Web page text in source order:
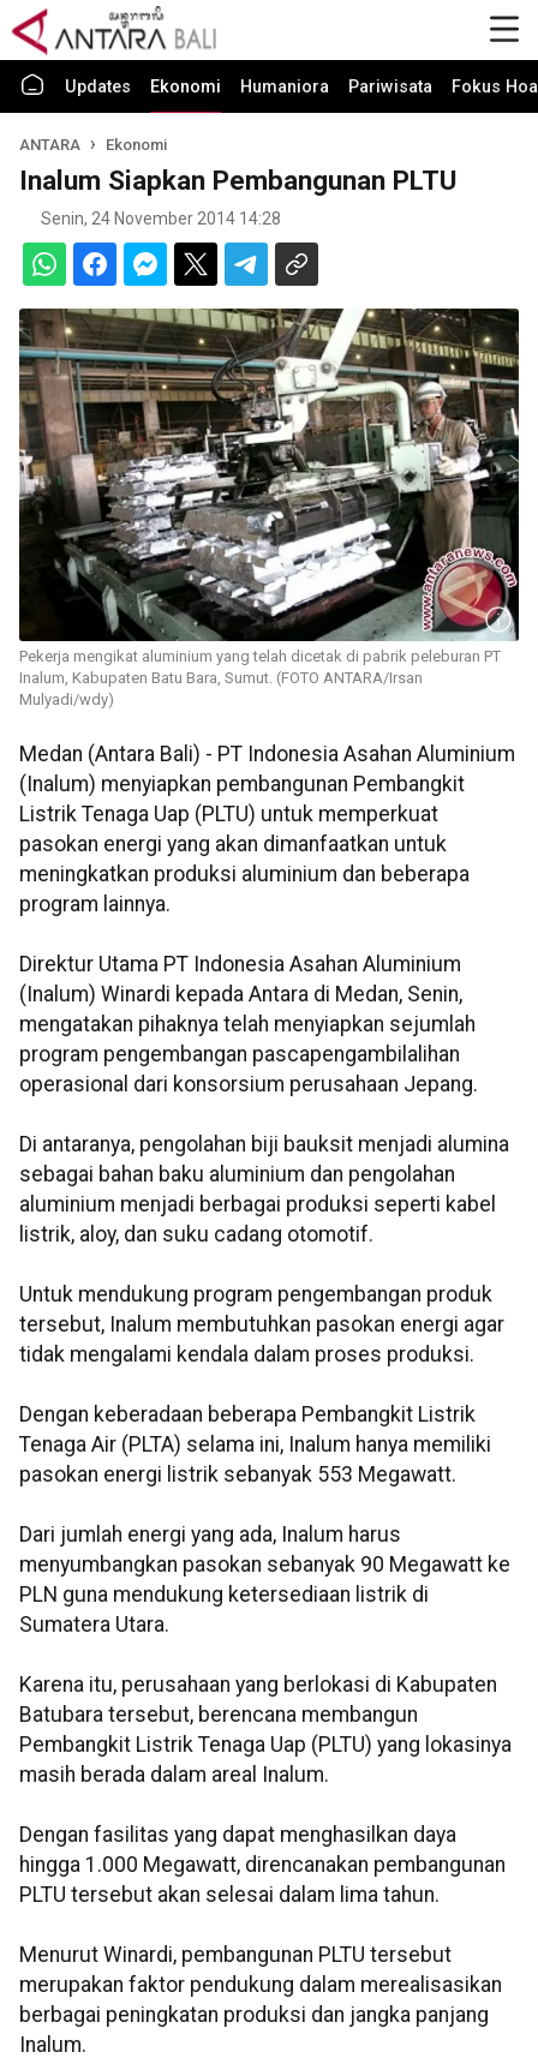
Updates Ekonomi Humaniora Pariwisata Fokus
ANTARA Ekonomi
Inalum Siapkan Pembangunan PLTU
Senin, 24 November 2014 14:28
Pekerja mengikat aluminium yang telah dicetak di pabrik peleburan PT
Inalum, Kabupaten Batu Bara, Sumut. (FOTO ANTARA/Irsan
Mulyadi/wdy)
Medan (Antara Bali) - PT Indonesia Asahan Aluminium
(Inalum) menyiapkan pembangunan Pembangkit
Listrik Tenaga Uap (PLTU) untuk memperkuat
pasokan energi yang akan dimanfaatkan untuk
meningkatkan produksi aluminium dan beberapa
program lainnya.
Direktur Utama PT Indonesia Asahan Aluminium
(Inalum) Winardi kepada Antara di Medan, Senin,
mengatakan pihaknya telah menyiapkan sejumlah
program pengembangan pascapengambilalihan
operasional dari konsorsium perusahaan Jepang.
Di antaranya, pengolahan biji bauksit menjadi alumina
sebagai bahan baku aluminium dan pengolahan
aluminium menjadi berbagai produksi seperti kabel
listrik, aloy, dan suku cadang otomotif.
Untuk mendukung program pengembangan produk
tersebut, Inalum membutuhkan pasokan energi agar
tidak mengalami kendala dalam proses produksi.
Dengan keberadaan beberapa Pembangkit Listrik
Tenaga Air (PLTA) selama ini, Inalum hanya memiliki
pasokan energi listrik sebanyak 553 Megawatt.
Dari jumlah energi yang ada, Inalum harus
menyumbangkan pasokan sebanyak 90 Megawatt ke
PLN guna mendukung ketersediaan listrik di
Sumatera Utara.
Karena itu, perusahaan yang berlokasi di Kabupaten
Batubara tersebut, berencana membangun
Pembangkit Listrik Tenaga Uap (PLTU) yang lokasinya
masih berada dalam areal Inalum.
Dengan fasilitas yang dapat menghasilkan daya
hingga 1.000 Megawatt, direncanakan pembangunan
PLTU tersebut akan selesai dalam lima tahun.
Menurut Winardi, pembangunan PLTU tersebut
merupakan faktor pendukung dalam merealisasikan
berbagai peningkatan produksi dan jangka panjang
Inalum.